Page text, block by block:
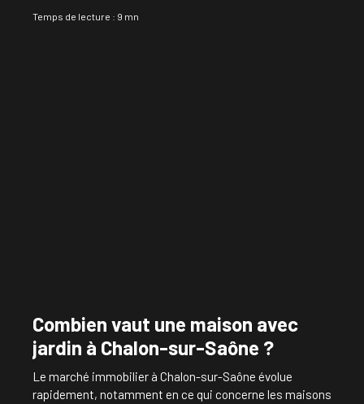
Temps de lecture : 9 mn
Combien vaut une maison avec
jardin à Chalon-sur-Saône ?
Le marché immobilier à Chalon-sur-Saône évolue
rapidement, notamment en ce qui concerne les maisons